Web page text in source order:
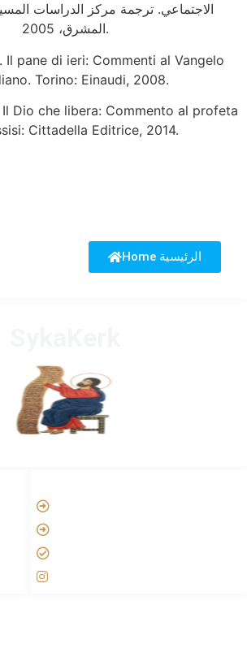
الاجتماعي. ترجمة مركز الدراسات
المشرق، 2005.
Il pane di ieri: Commenti al Vangelo
Torino: Einaudi, 2008.
Dio che libera: Commento al profeta
Cittadella Editrice, 2014.
Home الرئيسية